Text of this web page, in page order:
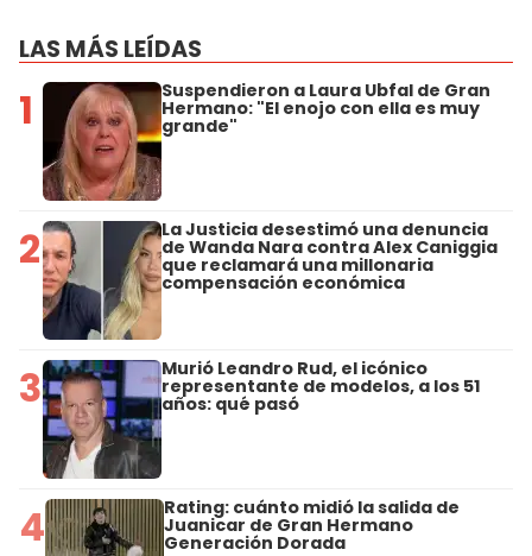
LAS MÁS LEÍDAS
1 Suspendieron a Laura Ubfal de Gran
Hermano: "El enojo con ella es muy
grande"
2 La Justicia desestimó una denuncia
de Wanda Nara contra Alex Caniggia
que reclamará una millonaria
compensación económica
3 Murió Leandro Rud, el icónico
representante de modelos, a los 51
años: qué pasó
4 Rating: cuánto midió la salida de
Juanicar de Gran Hermano
Generación Dorada